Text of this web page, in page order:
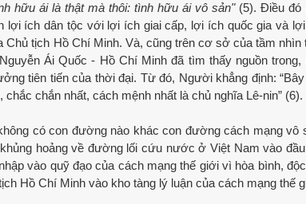
hữu ái là thật mà thôi: tình hữu ái vô sản" (5). Điều đó
lợi ích dân tộc với lợi ích giai cấp, lợi ích quốc gia và
tịch Hồ Chí Minh. Và, cũng trên cơ sở của tầm nhìn
Ái Quốc - Hồ Chí Minh đã tìm thấy nguồn trong,
tiên tiến của thời đại. Từ đó, Người khẳng định:
chắn nhất, cách mệnh nhất là chủ nghĩa Lê-nin” (6).
có con đường nào khác con đường cách mạng vô
hoảng về đường lối cứu nước ở Việt Nam vào
vào quỹ đạo của cách mạng thế giới vì hòa bình,
Hồ Chí Minh vào kho tàng lý luận của cách mạng thế